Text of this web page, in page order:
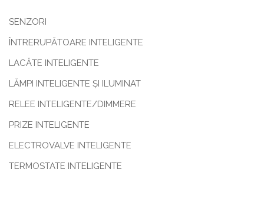
SENZORI
ÎNTRERUPĂTOARE INTELIGENTE
LACĂTE INTELIGENTE
LĂMPI INTELIGENTE ȘI ILUMINAT
RELEE INTELIGENTE/DIMMERE
PRIZE INTELIGENTE
ELECTROVALVE INTELIGENTE
TERMOSTATE INTELIGENTE